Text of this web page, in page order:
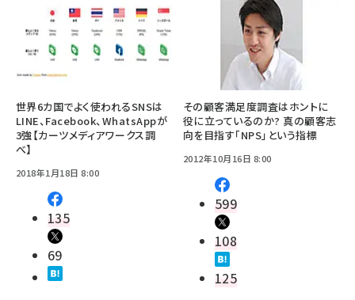
世界6カ国でよく使われるSNSは
LINE、Facebook、WhatsAppが
3強【カーツメディアワークス調
べ】
2018年1月18日 8:00
135
69
その顧客満足度調査はホントに
役に立っているのか? 真の顧客志
向を目指す「NPS」という指標
2012年10月16日 8:00
599
108
125